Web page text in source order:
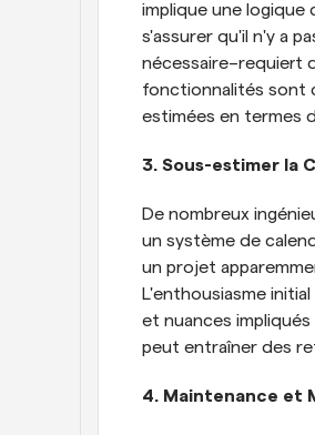
implique une
s'assurer qu'il n'y a
nécessaire–requiert
fonctionnalités sont
estimées en termes
3. Sous-estimer la
De nombreux
un système de
un projet
L'enthousiasme
et nuances
peut entraîner des
4. Maintenance et